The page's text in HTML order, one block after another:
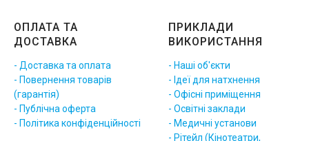
ОПЛАТА ТА
ДОСТАВКА
- Доставка та оплата
- Повернення товарів
(гарантія)
- Публічна оферта
- Політика конфіденційності
ПРИКЛАДИ
ВИКОРИСТАННЯ
- Наші об'єкти
- Ідеї для натхнення
- Офісні приміщення
- Освітні заклади
- Медичні установи
- Рітейл (Кінотеатри,